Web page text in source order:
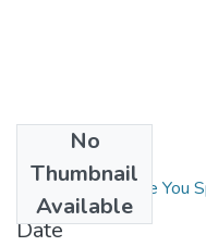
No
Thumbnail
Available
Hear Twice Before You
Date